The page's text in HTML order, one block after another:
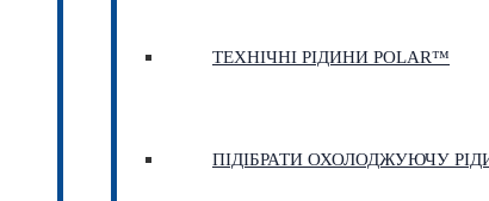
ТЕХНІЧНІ РІДИНИ POLAR™
ПІДІБРАТИ ОХОЛОДЖУЮЧУ